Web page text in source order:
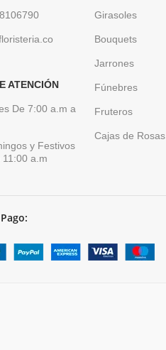
ATENCIÓN
De 7:00 a.m a
y Festivos
a.m
Girasoles
Bouquets
Jarrones
Fúnebres
Fruteros
Cajas de Rosas